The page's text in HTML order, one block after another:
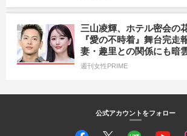
三山凌輝、ホテル密会の
『愛の不時着』舞台完走
妻・趣里との関係にも暗
週刊女性PRIME
公式アカウントをフォロー